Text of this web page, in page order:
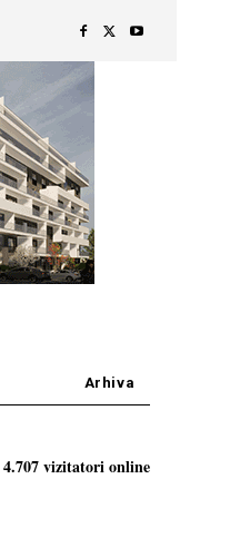
Arhiva
4.707 vizitatori online